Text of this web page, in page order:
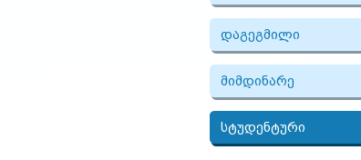
დაგეგმილი
მიმდინარე
სტუდენტური